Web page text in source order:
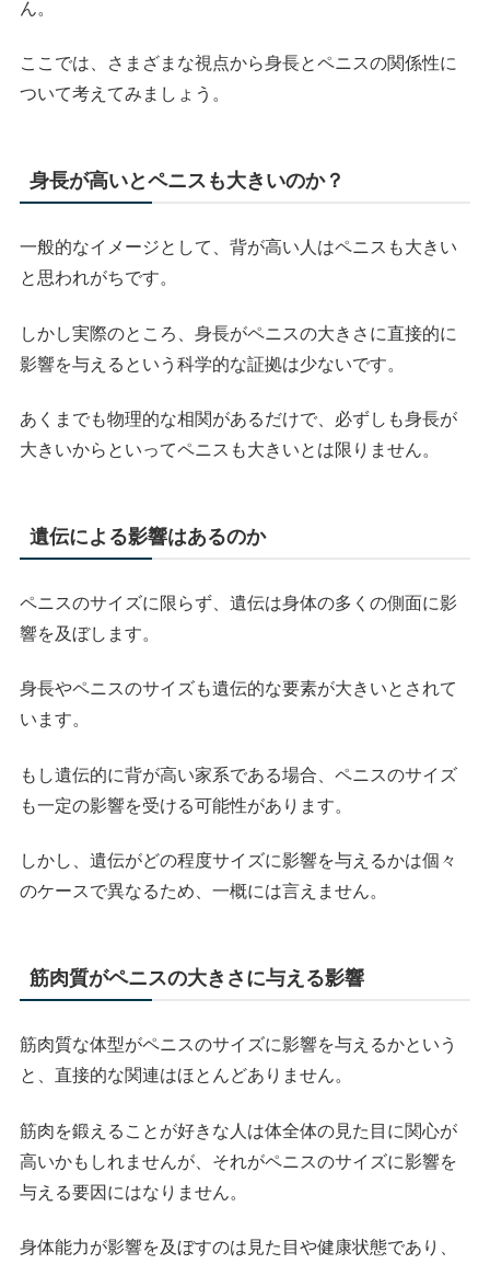
ん。
ここでは、さまざまな視点から身長とペニスの関係性に
ついて考えてみましょう。
身長が高いとペニスも大きいのか？
一般的なイメージとして、背が高い人はペニスも大きい
と思われがちです。
しかし実際のところ、身長がペニスの大きさに直接的に
影響を与えるという科学的な証拠は少ないです。
あくまでも物理的な相関があるだけで、必ずしも身長が
大きいからといってペニスも大きいとは限りません。
遺伝による影響はあるのか
ペニスのサイズに限らず、遺伝は身体の多くの側面に影
響を及ぼします。
身長やペニスのサイズも遺伝的な要素が大きいとされて
います。
もし遺伝的に背が高い家系である場合、ペニスのサイズ
も一定の影響を受ける可能性があります。
しかし、遺伝がどの程度サイズに影響を与えるかは個々
のケースで異なるため、一概には言えません。
筋肉質がペニスの大きさに与える影響
筋肉質な体型がペニスのサイズに影響を与えるかという
と、直接的な関連はほとんどありません。
筋肉を鍛えることが好きな人は体全体の見た目に関心が
高いかもしれませんが、それがペニスのサイズに影響を
与える要因にはなりません。
身体能力が影響を及ぼすのは見た目や健康状態であり、